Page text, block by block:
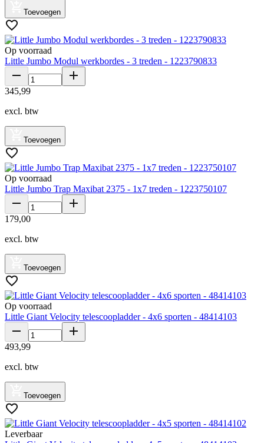
Toevoegen
Op voorraad
Little Jumbo Modul werkbordes - 3 treden - 1223790833
345,99
excl. btw
Toevoegen
Op voorraad
Little Jumbo Trap Maxibat 2375 - 1x7 treden - 1223750107
179,00
excl. btw
Toevoegen
Op voorraad
Little Giant Velocity telescoopladder - 4x6 sporten - 48414103
493,99
excl. btw
Toevoegen
Leverbaar